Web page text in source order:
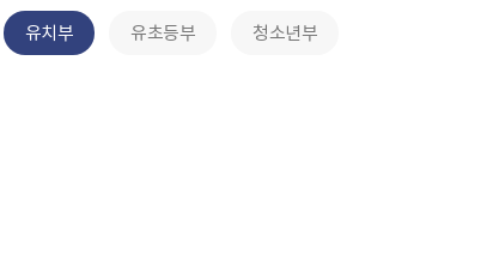
유치부 유초등부 청소년부